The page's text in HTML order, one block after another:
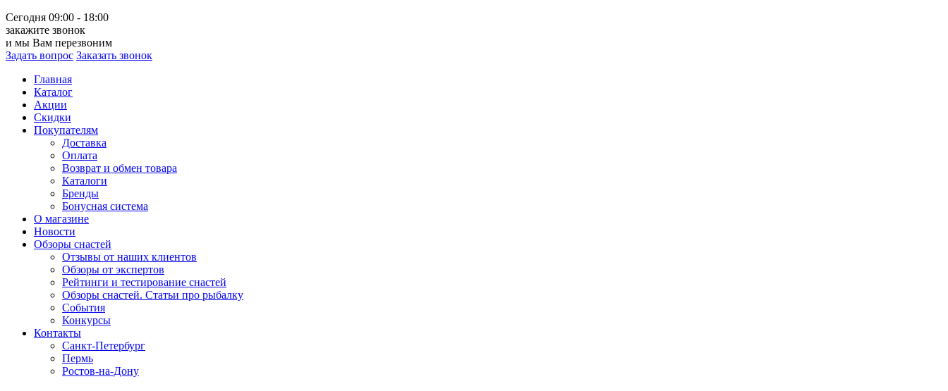
Сегодня 09:00 - 18:00
закажите звонок
и мы Вам перезвоним
Задать вопрос Заказать звонок
Главная
Каталог
Акции
Скидки
Покупателям
Доставка
Оплата
Возврат и обмен товара
Каталоги
Бренды
Бонусная система
О магазине
Новости
Обзоры снастей
Отзывы от наших клиентов
Обзоры от экспертов
Рейтинги и тестирование снастей
Обзоры снастей. Статьи про рыбалку
События
Конкурсы
Контакты
Санкт-Петербург
Пермь
Ростов-на-Дону